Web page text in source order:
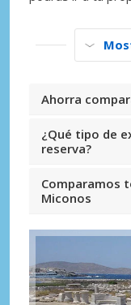
Ahorra
¿Qué tipo de
reserva?
Comparamos
Miconos